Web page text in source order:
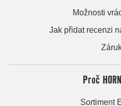
Možnosti
Jak přidat recenzi
Proč
Sortiment